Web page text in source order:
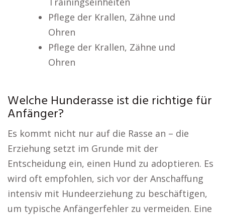
Pflege der Krallen, Zähne und
Ohren
Pflege der Krallen, Zähne und
Ohren
Welche Hunderasse ist die richtige für
Anfänger?
Es kommt nicht nur auf die Rasse an – die
Erziehung setzt im Grunde mit der
Entscheidung ein, einen Hund zu adoptieren. Es
wird oft empfohlen, sich vor der Anschaffung
intensiv mit Hundeerziehung zu beschäftigen,
um typische Anfängerfehler zu vermeiden. Eine